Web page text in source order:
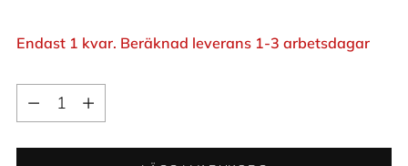
Endast 1 kvar. Beräknad leverans 1-3 arbetsdagar
Kvantitet
Kvantitet